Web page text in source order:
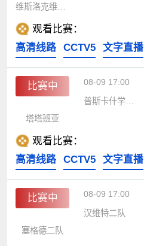
观看比赛：
高清线路
CCTV5 文字直播
比赛中 08-09 17:00
普斯卡什学院B队
塔塔班亚
观看比赛：
高清线路
CCTV5 文字直播
比赛中 08-09 17:00
汉维特二队
塞格德二队